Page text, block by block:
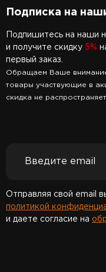
Подписка на
Подпишитесь на наши
и получите скидку 5%
первый заказ.
Обращаем Ваше
товары участвующие в
скидка не
Отправляя свой email
политикой
и даете согласие на